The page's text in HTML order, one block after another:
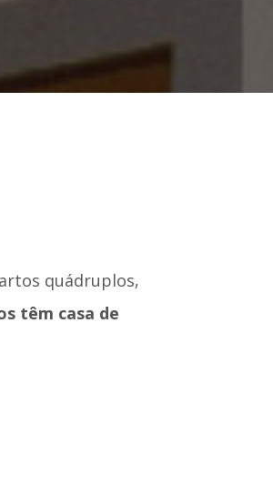
quádruplos,
têm casa de